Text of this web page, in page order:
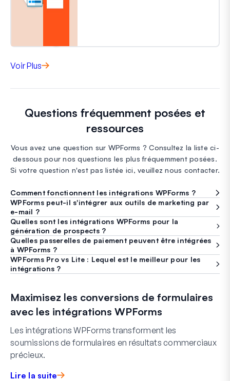
Voir Plus
Questions fréquemment posées et
ressources
Vous avez une question sur WPForms ? Consultez la liste ci-
dessous pour nos questions les plus fréquemment posées.
Si votre question n'est pas listée ici, veuillez nous contacter.
Comment fonctionnent les intégrations WPForms ?
WPForms peut-il s'intégrer aux outils de marketing par
e-mail ?
Quelles sont les intégrations WPForms pour la
génération de prospects ?
Quelles passerelles de paiement peuvent être intégrées
à WPForms ?
WPForms Pro vs Lite : Lequel est le meilleur pour les
intégrations ?
Maximisez les conversions de formulaires
avec les intégrations WPForms
Les intégrations WPForms transforment les
soumissions de formulaires en résultats commerciaux
précieux.
Lire la suite